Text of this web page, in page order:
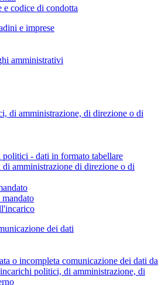
codice di condotta
e imprese
amministrativi
di amministrazione, di direzione o di
- dati in formato tabellare
amministrazione di direzione o di
dei dati
o incompleta comunicazione dei dati da
politici, di amministrazione, di